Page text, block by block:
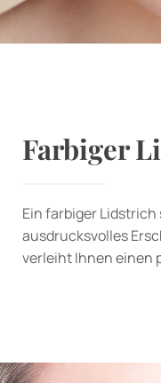
Farbiger
Ein farbiger
ausdrucksvolles
verleiht Ihnen einen